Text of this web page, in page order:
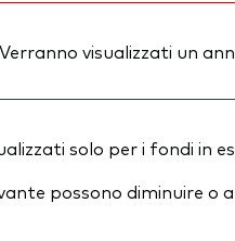
visualizzati un
solo per i fondi in
possono diminuire